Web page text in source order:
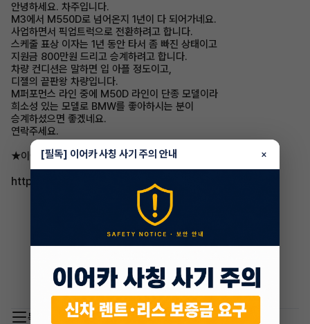
안녕하세요. 차주입니다.
M3에서 M550D로 넘어온지 1년이 다 되어가네요.
사업하면서 픽업트럭으로 전환하려고 합니다.
스케줄 표상 이자는 1년 동안 타서 좀 빠진 상태이고
지원금 800만원 드리고 승계하려고 합니다.
차량 컨디션은 말하면 입 아플 정도이고,
디젤의 끝판왕 차량입니다.
M퍼포먼스 라인 중에 M50D 라인이 단종 모델이라
희소성 있는 모델로 BMW를 좋아하시는 분이
승계하셨으면 좋겠네요.
연락주세요.
★이어카에서 자세히 보기
http://go.eacar.co.kr/6049d7aa9194e
목록 이동
[필독] 이어카 사칭 사기 주의 안내 ×